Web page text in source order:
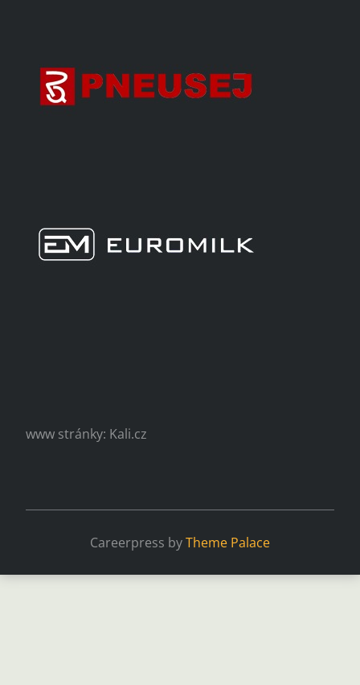
www stránky: Kali.cz
Careerpress byTheme Palace